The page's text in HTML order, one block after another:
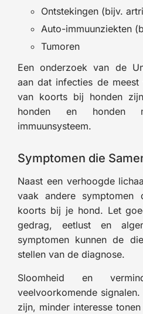
Ontstekingen (bijv.
Auto-immuunziekten
Tumoren
Een onderzoek van de
aan dat infecties de
van koorts bij honden
honden en honden
immuunsysteem.
Symptomen die
Naast een verhoogde
vaak andere symptomen
koorts bij je hond. Let
gedrag, eetlust en
symptomen kunnen de
stellen van de diagnose.
Sloomheid en
veelvoorkomende
zijn, minder interesse